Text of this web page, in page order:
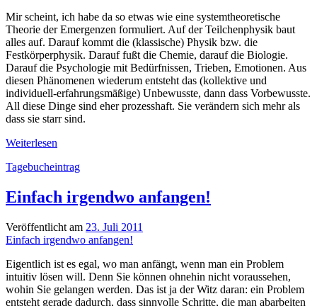
Mir scheint, ich habe da so etwas wie eine systemtheoretische
Theorie der Emergenzen formuliert. Auf der Teilchenphysik baut
alles auf. Darauf kommt die (klassische) Physik bzw. die
Festkörperphysik. Darauf fußt die Chemie, darauf die Biologie.
Darauf die Psychologie mit Bedürfnissen, Trieben, Emotionen. Aus
diesen Phänomenen wiederum entsteht das (kollektive und
individuell-erfahrungsmäßige) Unbewusste, dann dass Vorbewusste.
All diese Dinge sind eher prozesshaft. Sie verändern sich mehr als
dass sie starr sind.
Weiterlesen
Prozesse
Tagebucheintrag
Einfach irgendwo anfangen!
Veröffentlicht am 23. Juli 2011
Einfach irgendwo anfangen!
Eigentlich ist es egal, wo man anfängt, wenn man ein Problem
intuitiv lösen will. Denn Sie können ohnehin nicht voraussehen,
wohin Sie gelangen werden. Das ist ja der Witz daran: ein Problem
entsteht gerade dadurch, dass sinnvolle Schritte, die man abarbeiten